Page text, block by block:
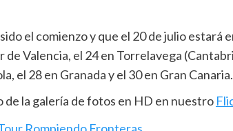
el comienzo y que el 20 de julio estará
Valencia, el 24 en Torrelavega
el 28 en Granada y el 30 en Gran
de la galería de fotos en HD en nuestro